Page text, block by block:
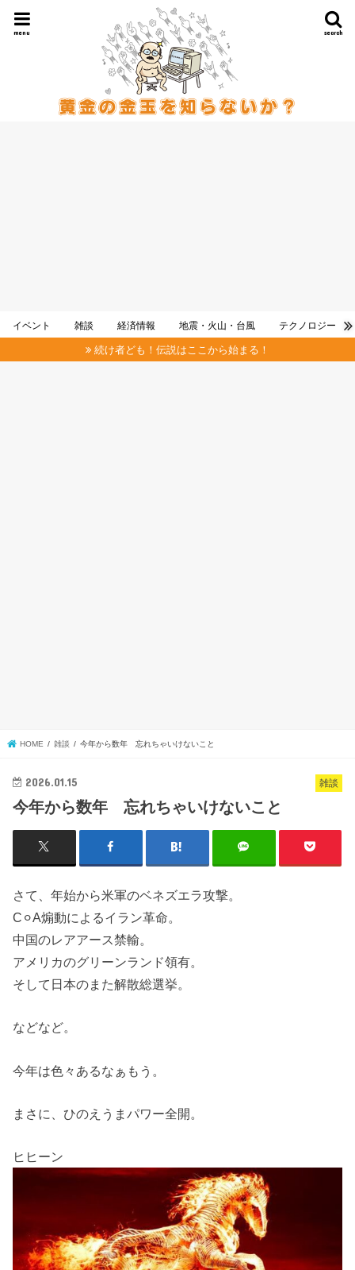
search
menu
イベント 雑談 経済情報 地震・火山・台風 テクノロジー
続け者ども！伝説はここから始まる！
HOME 雑談 今年から数年 忘れちゃいけないこと
雑談
2026.01.15
今年から数年 忘れちゃいけないこと
さて、年始から米軍のベネズエラ攻撃。
C⚪︎A煽動によるイラン革命。
中国のレアアース禁輸。
アメリカのグリーンランド領有。
そして日本のまた解散総選挙。
などなど。
今年は色々あるなぁもう。
まさに、ひのえうまパワー全開。
ヒヒーン